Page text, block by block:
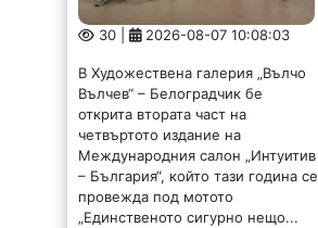
30 | 2026-08-07 10:08:03
В Художествена галерия „Вълчо
Вълчев“ – Белоградчик бе
открита втората част на
четвъртото издание на
Международния салон „Интуитив
– България“, който тази година се
провежда под мотото
„Единственото сигурно нещо...